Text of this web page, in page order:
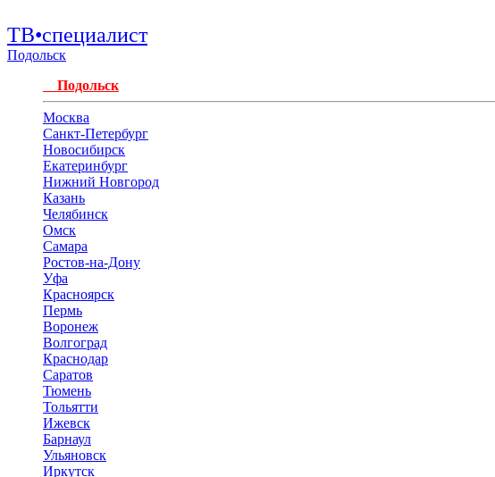
ТВ•специалист
Подольск
Подольск
Москва
Санкт-Петербург
Новосибирск
Екатеринбург
Нижний Новгород
Казань
Челябинск
Омск
Самара
Ростов-на-Дону
Уфа
Красноярск
Пермь
Воронеж
Волгоград
Краснодар
Саратов
Тюмень
Тольятти
Ижевск
Барнаул
Ульяновск
Иркутск